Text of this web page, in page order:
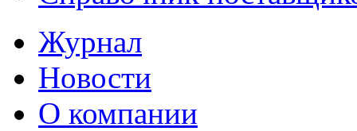
Журнал
Новости
О компании